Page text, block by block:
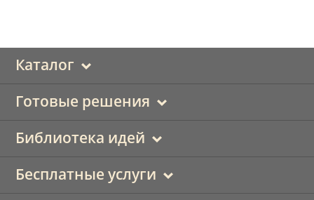
Каталог
Готовые решения
Библиотека идей
Бесплатные услуги